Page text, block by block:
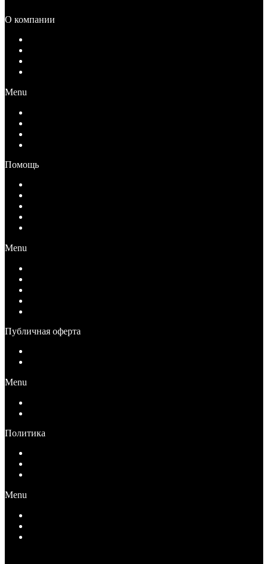
О компании
Menu
Помощь
Menu
Публичная оферта
Menu
Политика
Menu